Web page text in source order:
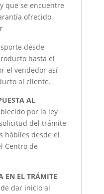
que se encuentre
ofrecido.
desde
hasta el
el vendedor así
al cliente.
AL
por la ley
del trámite
hábiles desde el
Centro de
EN EL TRÁMITE
dar inicio al